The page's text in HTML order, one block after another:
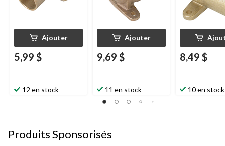
Ajouter
5,99 $
12 en stock
Ajouter
9,69 $
11 en stock
8,49 $
10 en stock
Produits Sponsorisés